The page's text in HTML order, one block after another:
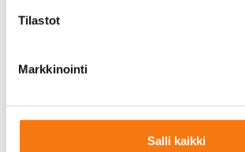
Tilastot
Markkinointi
Salli kaikki
nopea lastausprosessimme varmistaa,
turhia viivästyksiä.
Tasalaatuinen
kaikkiin tarpeisiin